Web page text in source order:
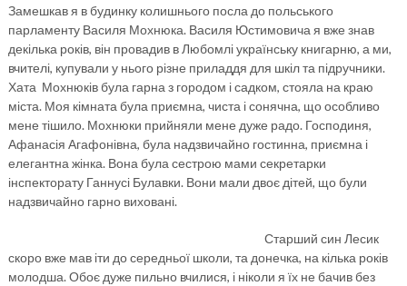
Замешкав я в будинку колишнього посла до польського
парламенту Василя Мохнюка. Василя Юстимовича я вже знав
декілька років, він провадив в Любомлі українську книгарню, а ми,
вчителі, купували у нього різне приладдя для шкіл та підручники.
Хата Мохнюків була гарна з городом і садком, стояла на краю
міста. Моя кімната була приємна, чиста і сонячна, що особливо
мене тішило. Мохнюки прийняли мене дуже радо. Господиня,
Афанасія Агафонівна, була надзвичайно гостинна, приємна і
елегантна жінка. Вона була сестрою мами секретарки
інспекторату Ганнусі Булавки. Вони мали двоє дітей, що були
надзвичайно гарно виховані.
Старший син Лесик
скоро вже мав іти до середньої школи, та донечка, на кілька років
молодша. Обоє дуже пильно вчилися, і ніколи я їх не бачив без